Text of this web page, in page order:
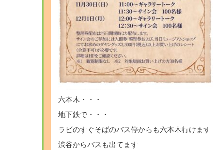
六本木・・・
地下鉄で・・・
ラビのすぐそばのバス停からも六本木行けます
渋谷からバスも出てます